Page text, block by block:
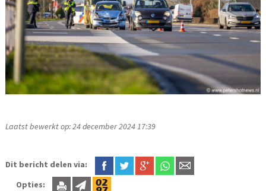
Laatst bewerkt op: 24 december 2024 17:39
Dit bericht delen via:
Opties: